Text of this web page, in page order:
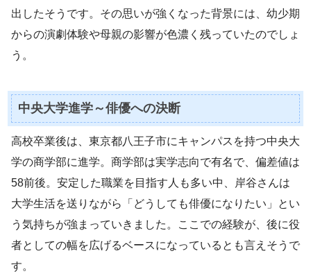
出したそうです。その思いが強くなった背景には、幼少期
からの演劇体験や母親の影響が色濃く残っていたのでしょ
う。
中央大学進学～俳優への決断
高校卒業後は、東京都八王子市にキャンパスを持つ中央大
学の商学部に進学。商学部は実学志向で有名で、偏差値は
58前後。安定した職業を目指す人も多い中、岸谷さんは
大学生活を送りながら「どうしても俳優になりたい」とい
う気持ちが強まっていきました。ここでの経験が、後に役
者としての幅を広げるベースになっているとも言えそうで
す。